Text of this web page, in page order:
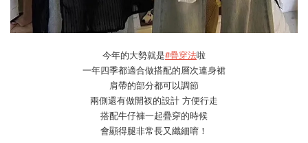
今年的大勢就是#疊穿法啦
一年四季都適合做搭配的層次連身裙
肩帶的部分都可以調節
兩側還有做開衩的設計 方便行走
搭配牛仔褲一起疊穿的時候
會顯得腿非常長又纖細唷！